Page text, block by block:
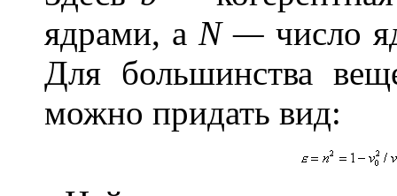
ядрами, a N — число
Для большинства
можно придать вид: